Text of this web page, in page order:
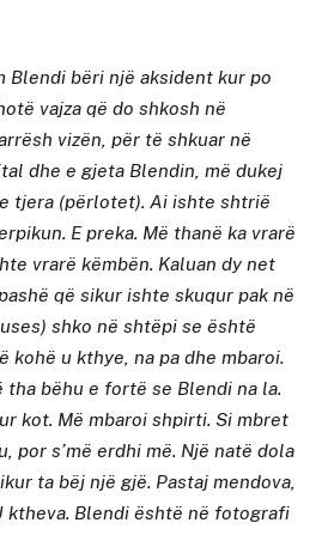
Blendi bëri një aksident kur po
vajza që do shkosh në
vizën, për të shkuar në
dhe e gjeta Blendin, më dukej
tjera (përlotet). Ai ishte shtrië
E preka. Më thanë ka vrarë
vrarë këmbën. Kaluan dy net
që sikur ishte skuqur pak në
shko në shtëpi se është
kohë u kthye, na pa dhe mbaroi.
tha bëhu e fortë se Blendi na la.
kot. Më mbaroi shpirti. Si mbret
por s’më erdhi më. Një natë dola
ta bëj një gjë. Pastaj mendova,
ktheva. Blendi është në fotografi